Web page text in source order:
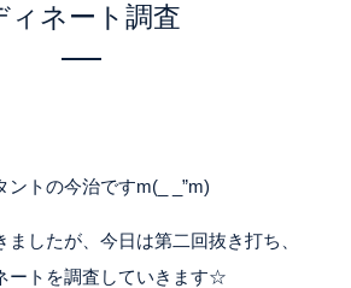
ィネート調査
ントの今治ですm(_ _”m)
したが、今日は第二回抜き打ち、
ートを調査していきます☆